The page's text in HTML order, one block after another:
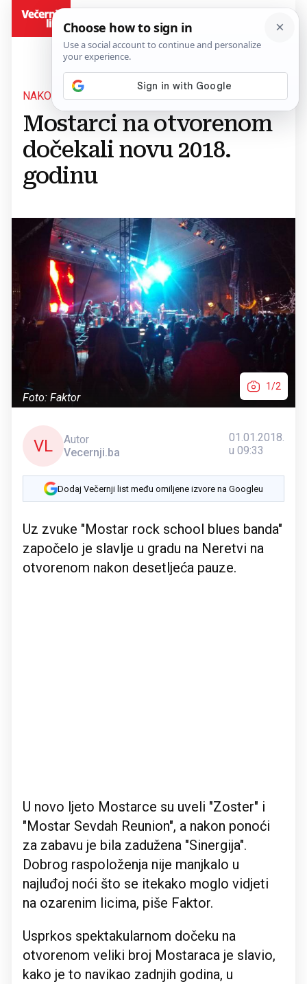
NAKON DUGOGODIŠNJE PAUZE
Mostarci na otvorenom
dočekali novu 2018.
godinu
Foto: Faktor
1/2
VL
Autor
Vecernji.ba
01.01.2018.
u 09:33
Dodaj Večernji list među omiljene izvore na Googleu
Uz zvuke "Mostar rock school blues banda"
započelo je slavlje u gradu na Neretvi na
otvorenom nakon desetljeća pauze.
U novo ljeto Mostarce su uveli "Zoster" i
"Mostar Sevdah Reunion", a nakon ponoći
za zabavu je bila zadužena "Sinergija".
Dobrog raspoloženja nije manjkalo u
najluđoj noći što se itekako moglo vidjeti
na ozarenim licima, piše Faktor.
Usprkos spektakularnom dočeku na
otvorenom veliki broj Mostaraca je slavio,
kako je to navikao zadnjih godina, u